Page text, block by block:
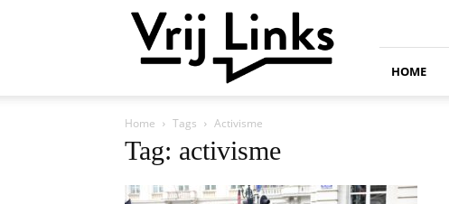
Vrij
Links
HOME
Home Tags Activisme
Tag: activisme